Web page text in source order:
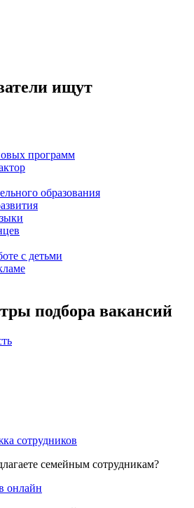
ищут
программ
образования
с детьми
подбора вакансий
сотрудников
семейным сотрудникам?
онлайн